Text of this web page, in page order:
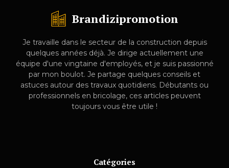
Brandizipromotion
Je travaille dans le secteur de la construction depuis
quelques années déjà. Je dirige actuellement une
équipe d'une vingtaine d'employés, et je suis passionné
par mon boulot. Je partage quelques conseils et
astuces autour des travaux quotidiens. Débutants ou
professionnels en bricolage, ces articles peuvent
toujours vous être utile !
Catégories